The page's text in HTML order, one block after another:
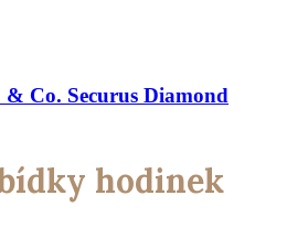
Co. Securus Diamond
hodinek